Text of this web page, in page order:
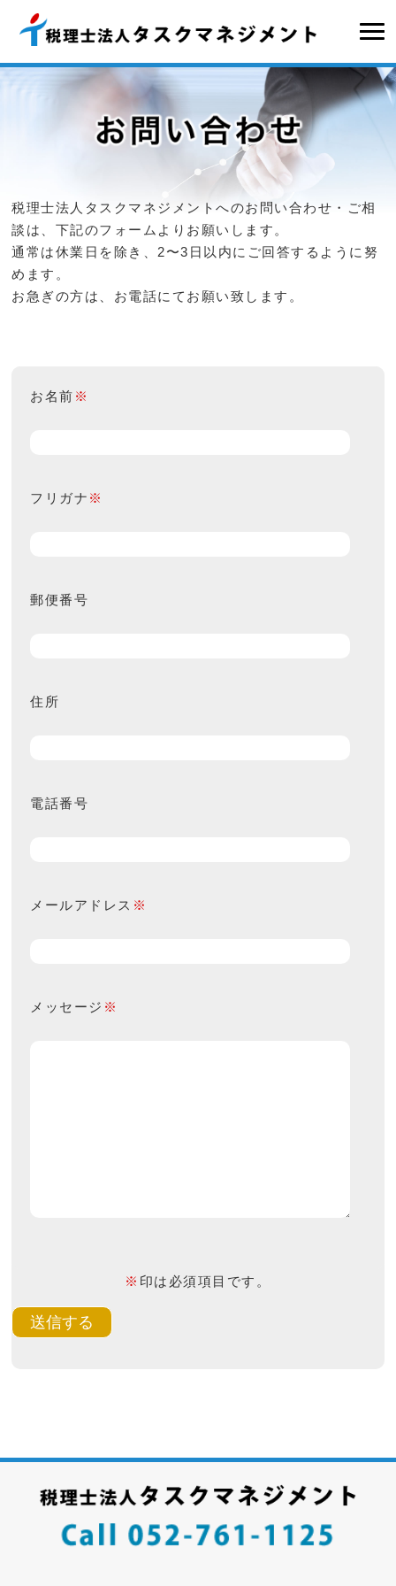
税理士法人タスクマネジメントへのお問い合わせ・ご相
談は、下記のフォームよりお願いします。
通常は休業日を除き、2〜3日以内にご回答するように努
めます。
お急ぎの方は、お電話にてお願い致します。
お名前 ※
フリガナ ※
郵便番号
住所
電話番号
メールアドレス ※
メッセージ ※
※ 印は必須項目です。